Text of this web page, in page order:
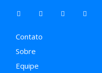
Contato
Sobre
Equipe